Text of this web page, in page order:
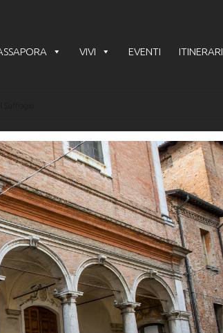
VIVI EVENTI ITINERARI